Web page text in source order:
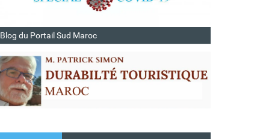
Blog du Portail Sud Maroc